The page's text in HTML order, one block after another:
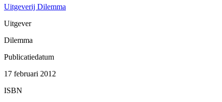
Uitgeverij Dilemma
Uitgever
Dilemma
Publicatiedatum
17 februari 2012
ISBN